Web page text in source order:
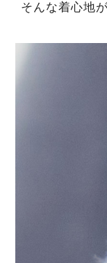
そんな着心地